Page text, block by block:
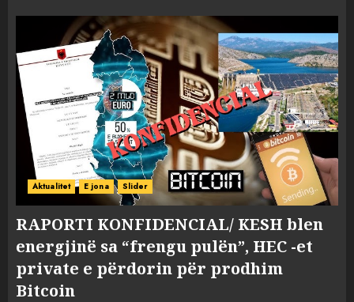
Aktualitet E jona Slider
RAPORTI KONFIDENCIAL/ KESH blen
energjinë sa “frengu pulën”, HEC -et
private e përdorin për prodhim
Bitcoin